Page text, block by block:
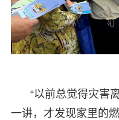
“以前总觉得灾害
一讲，才发现家里的